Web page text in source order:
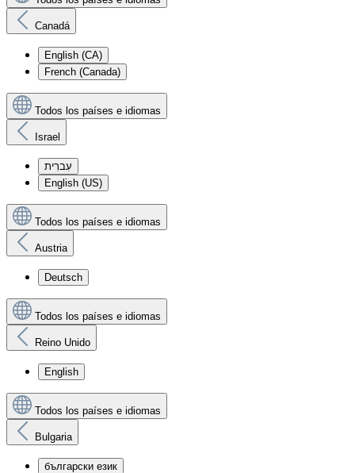
Canadá
English (CA)
French (Canada)
Todos los países e idiomas
Israel
עִברִית
English (US)
Todos los países e idiomas
Austria
Deutsch
Todos los países e idiomas
Reino Unido
English
Todos los países e idiomas
Bulgaria
български език